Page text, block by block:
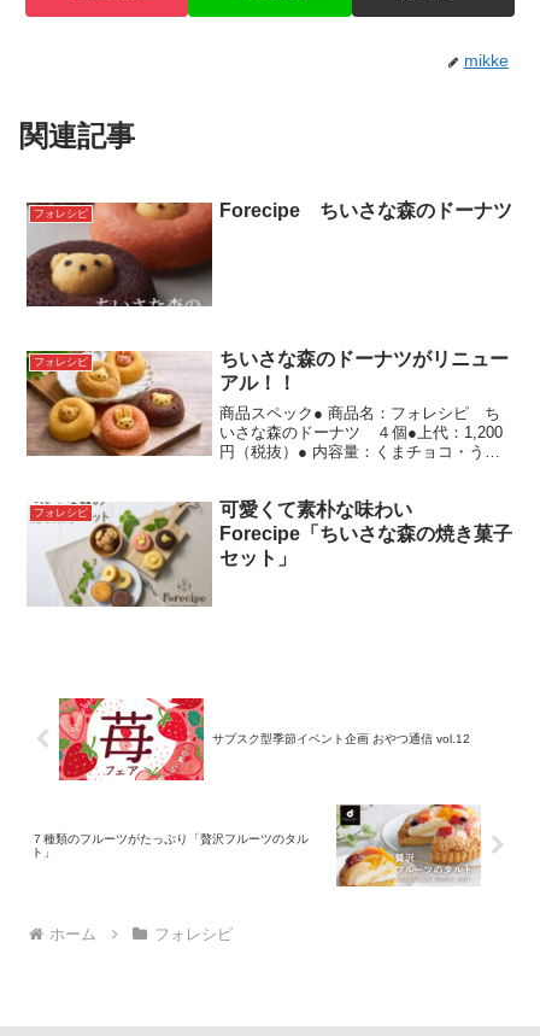
mikke
関連記事
フォレシピ Forecipe ちいさな森のドーナツ
フォレシピ
ちいさな森のドーナツがリニュー
アル！！
商品スペック● 商品名：フォレシピ ち
いさな森のドーナツ ４個●上代：1,200
円（税抜）● 内容量：くまチョコ・うさ
麦● 賞味期限：常温100日● 商品名：フォ
レ...
フォレシピ
可愛くて素朴な味わい
Forecipe「ちいさな森の焼き菓子
セット」
サブスク型季節イベント企画 おやつ通信 vol.12
７種類のフルーツがたっぷり「贅沢フルーツのタル
ト」
ホーム フォレシピ